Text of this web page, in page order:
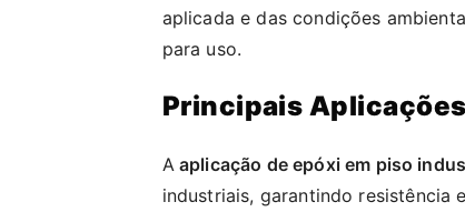
aplicada e das condições
para uso.
Principais
Aaplicação de epóxi em piso
industriais, garantindo resistência